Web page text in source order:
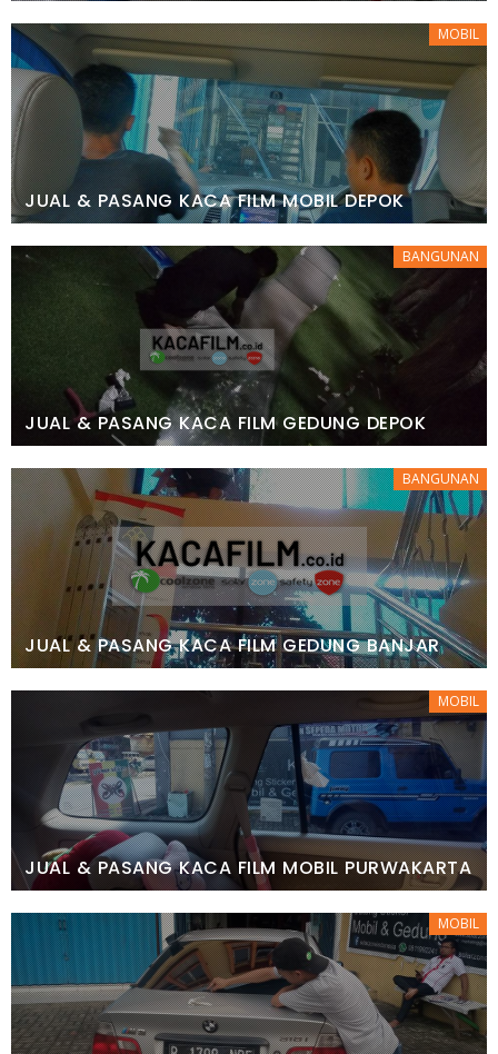
MOBIL
JUAL & PASANG KACA FILM MOBIL DEPOK
BANGUNAN
JUAL & PASANG KACA FILM GEDUNG DEPOK
BANGUNAN
JUAL & PASANG KACA FILM GEDUNG BANJAR
MOBIL
JUAL & PASANG KACA FILM MOBIL PURWAKARTA
MOBIL